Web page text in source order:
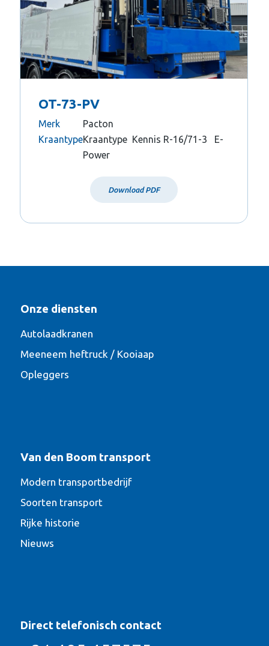
OT-73-PV
Merk
Pacton
KraantypeKraantype Kennis R-16/71-3 E-
Power
Download PDF
Onze diensten
Autolaadkranen
Meeneem heftruck / Kooiaap
Opleggers
Van den Boom transport
Modern transportbedrijf
Soorten transport
Rijke historie
Nieuws
Direct telefonisch contact